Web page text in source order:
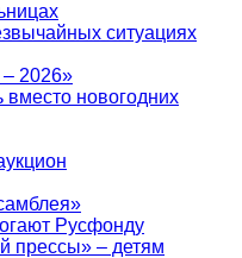
ситуациях
– 2026»
вместо новогодних
Русфонду
прессы» – детям